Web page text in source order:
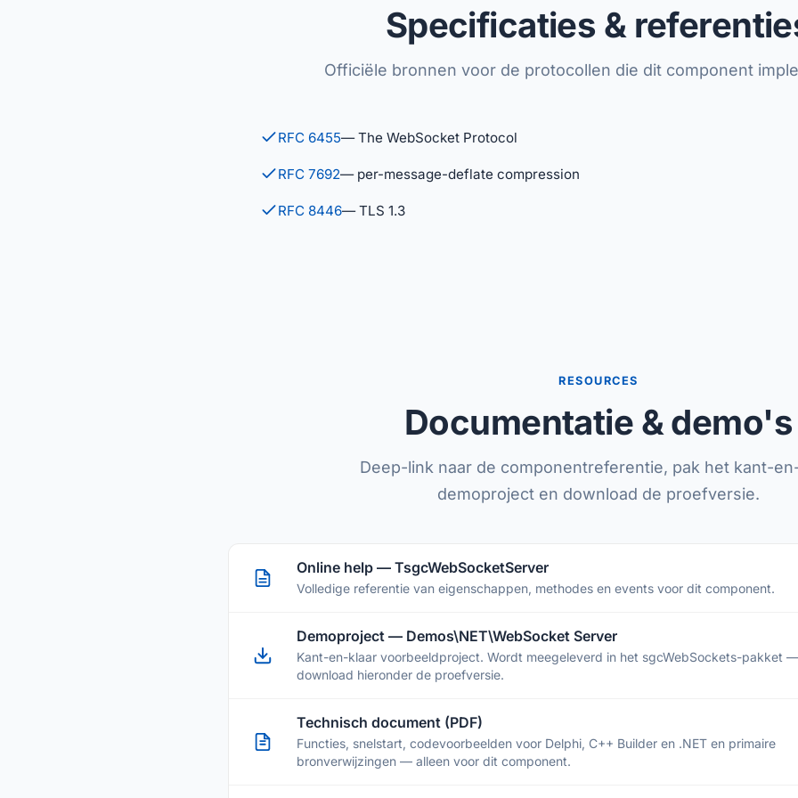
Specificaties &
Officiële bronnen voor de protocollen die dit component
RFC 6455— The WebSocket Protocol
RFC 7692— per-message-deflate compression
RFC 8446— TLS 1.3
RESOURCES
Documentatie & demo's
Deep-link naar de componentreferentie, pak het kant-
demoproject en download de proefversie.
Online help — TsgcWebSocketServer
Volledige referentie van eigenschappen, methodes en events voor dit component.
Demoproject — Demos\NET\WebSocket Server
Kant-en-klaar voorbeeldproject. Wordt meegeleverd in het sgcWebSockets-pakket —
download hieronder de proefversie.
Technisch document (PDF)
Functies, snelstart, codevoorbeelden voor Delphi, C++ Builder en .NET en primaire
bronverwijzingen — alleen voor dit component.